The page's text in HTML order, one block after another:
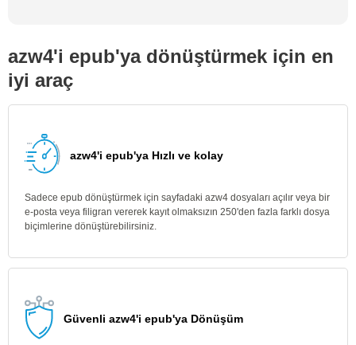
azw4'i epub'ya dönüştürmek için en
iyi araç
azw4'i epub'ya Hızlı ve kolay
Sadece epub dönüştürmek için sayfadaki azw4 dosyaları açılır veya bir
e-posta veya filigran vererek kayıt olmaksızın 250'den fazla farklı dosya
biçimlerine dönüştürebilirsiniz.
Güvenli azw4'i epub'ya Dönüşüm